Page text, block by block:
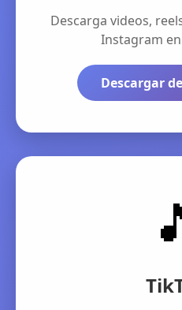
Descarga videos,
Instagram
Descargar